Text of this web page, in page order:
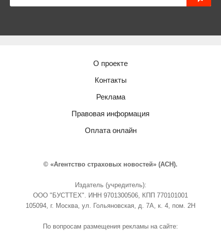
О проекте
Контакты
Реклама
Правовая информация
Оплата онлайн
© «Агентство страховых новостей» (АСН).
Издатель (учредитель):
ООО "БУСТТЕХ". ИНН 9701300506, КПП 770101001
105094, г. Москва, ул. Гольяновская, д. 7А, к. 4, пом. 2Н
По вопросам размещения рекламы на сайте: